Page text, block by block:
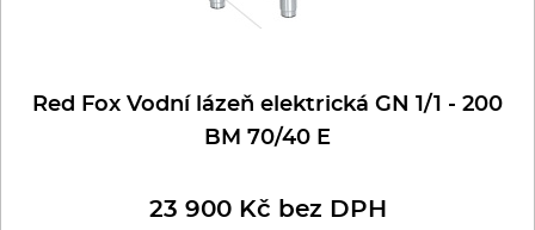
Red Fox Vodní lázeň elektrická GN 1/1 - 200
BM 70/40 E
23 900 Kč bez DPH